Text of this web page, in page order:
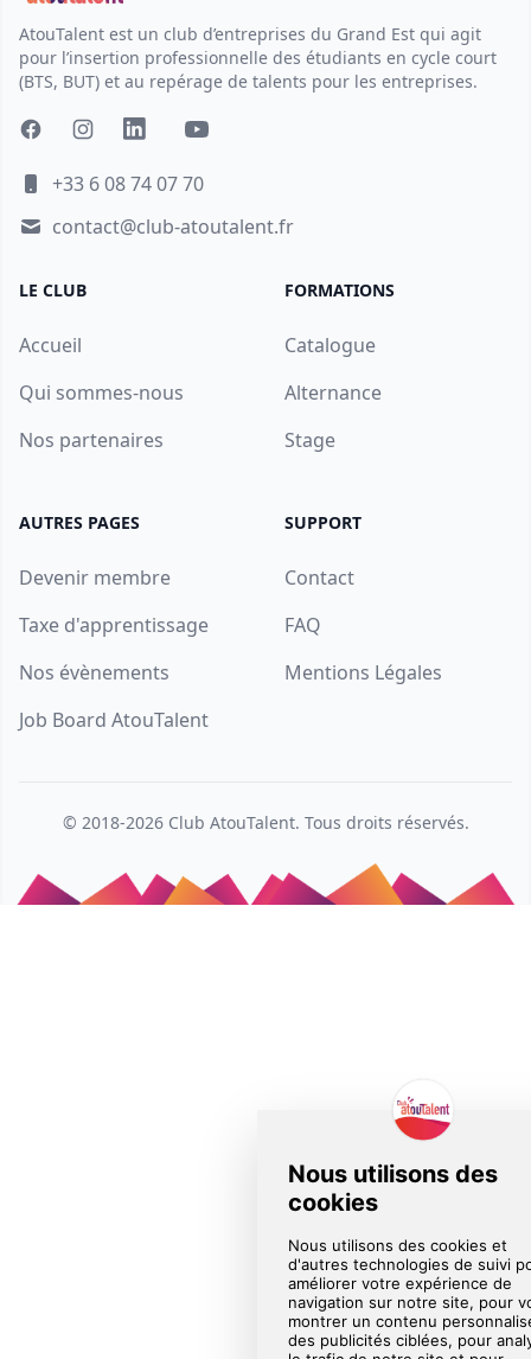
AtouTalent est un club d’entreprises du Grand Est qui agit
pour l’insertion professionnelle des étudiants en cycle court
(BTS, BUT) et au repérage de talents pour les entreprises.
+33 6 08 74 07 70
contact@club-atoutalent.fr
LE CLUB
Accueil
Qui sommes-nous
Nos partenaires
FORMATIONS
Catalogue
Alternance
Stage
AUTRES PAGES
Devenir membre
Taxe d'apprentissage
Nos évènements
Job Board AtouTalent
SUPPORT
Contact
FAQ
Mentions Légales
© 2018-2026 Club AtouTalent. Tous droits réservés.